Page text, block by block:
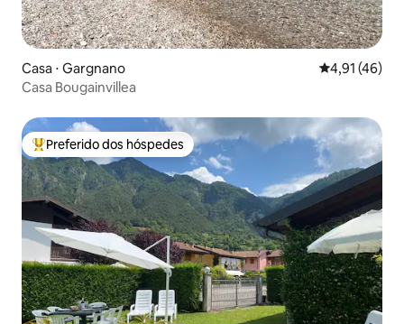
Casa ⋅ Gargnano 4,91 de uma
4,91 (46)
Casa Bougainvillea
Entre os melhores preferidos dos hóspedes
Preferido dos hóspedes